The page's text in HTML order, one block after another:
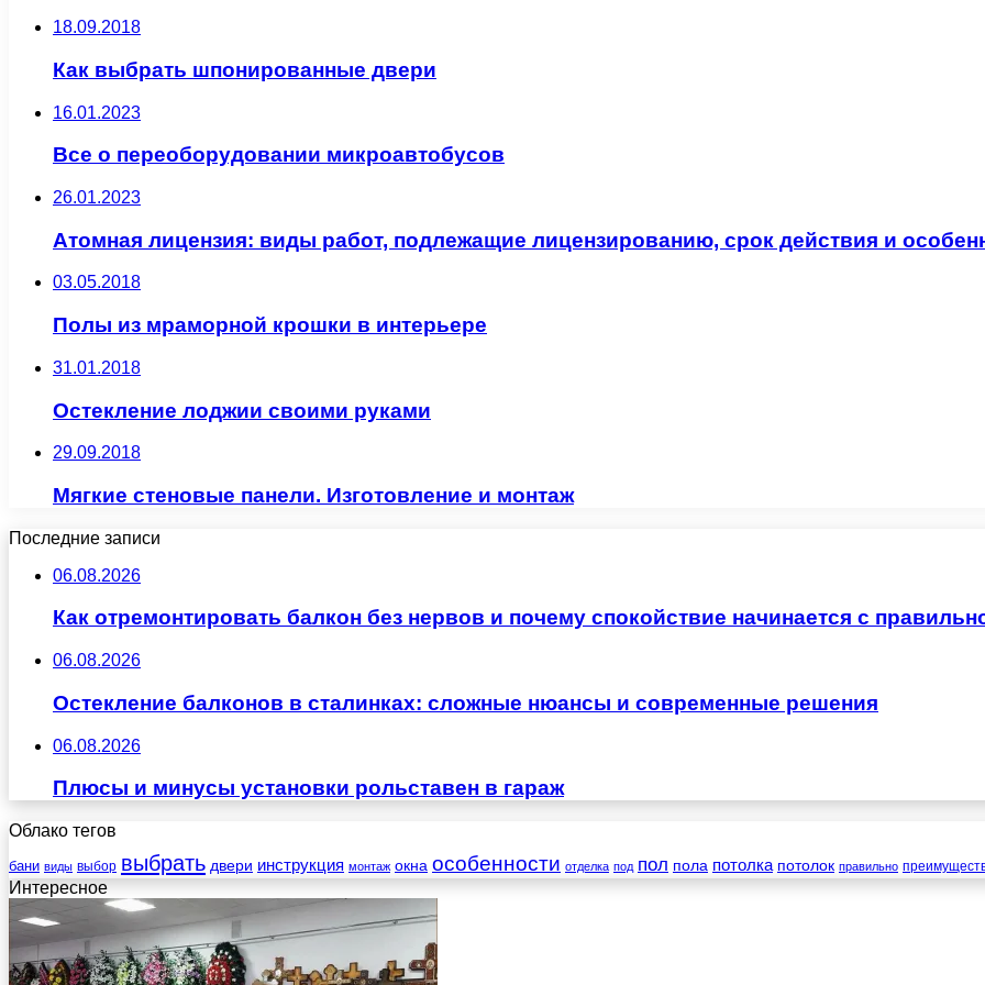
18.09.2018
Как выбрать шпонированные двери
16.01.2023
Все о переоборудовании микроавтобусов
26.01.2023
Атомная лицензия: виды работ, подлежащие лицензированию, срок действия и
03.05.2018
Полы из мраморной крошки в интерьере
31.01.2018
Остекление лоджии своими руками
29.09.2018
Мягкие стеновые панели. Изготовление и монтаж
Последние записи
06.08.2026
Как отремонтировать балкон без нервов и почему спокойствие начинается с
06.08.2026
Остекление балконов в сталинках: сложные нюансы и современные решения
06.08.2026
Плюсы и минусы установки рольставен в гараж
Облако тегов
бани виды выбор выбрать двери инструкция монтаж окна особенности отделка под пол пола потолка потолок правильно
Интересное